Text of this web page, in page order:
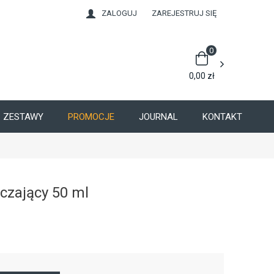
ZALOGUJ ZAREJESTRUJ SIĘ
0
0,00 zł
ZESTAWY PROMOCJE JOURNAL KONTAKT
50 ml